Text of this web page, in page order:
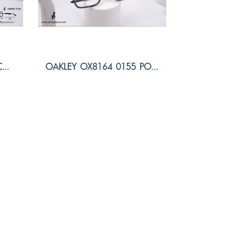
OAKLEY OX8053 0154 COUPLE SIZE 54 OAKLEY OX8164 0155 PORT BOW